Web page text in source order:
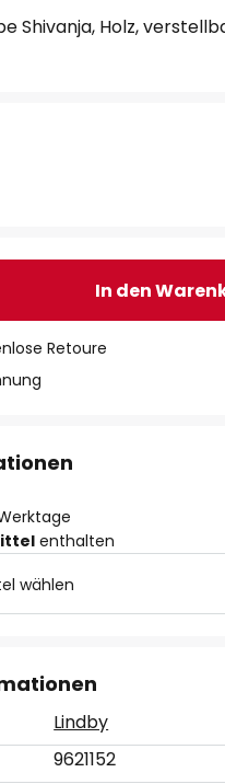
Shivanja, Holz,
In den
Retoure
enthalten
wählen
Lindby
9621152